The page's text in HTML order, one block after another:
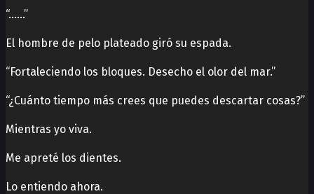
“……”
El hombre de pelo plateado giró su espada.
“Fortaleciendo los bloques. Desecho el olor del mar.”
“¿Cuánto tiempo más crees que puedes descartar cosas?”
Mientras yo viva.
Me apreté los dientes.
Lo entiendo ahora.